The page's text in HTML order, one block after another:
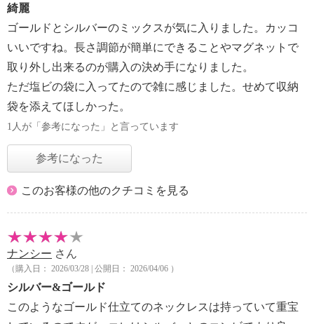
綺麗
ゴールドとシルバーのミックスが気に入りました。カッコ
いいですね。長さ調節が簡単にできることやマグネットで
取り外し出来るのが購入の決め手になりました。
ただ塩ビの袋に入ってたので雑に感じました。せめて収納
袋を添えてほしかった。
1人が「参考になった」と言っています
参考になった
このお客様の他のクチコミを見る
ナンシー さん
（購入日： 2026/03/28 | 公開日： 2026/04/06 ）
シルバー&ゴールド
このようなゴールド仕立てのネックレスは持っていて重宝